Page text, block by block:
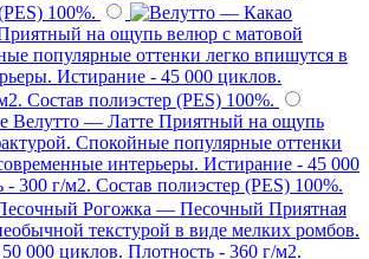
100%.
на ощупь велюр с матовой
популярные оттенки легко впишутся в
Истирание - 45 000 циклов.
Состав полиэстер (PES) 100%.
Велутто — Латте Приятный на ощупь
Спокойные популярные оттенки
интерьеры. Истирание - 45 000
300 г/м2. Состав полиэстер (PES) 100%.
Рогожка — Песочный Приятная
текстурой в виде мелких ромбов.
000 циклов. Плотность - 360 г/м2.